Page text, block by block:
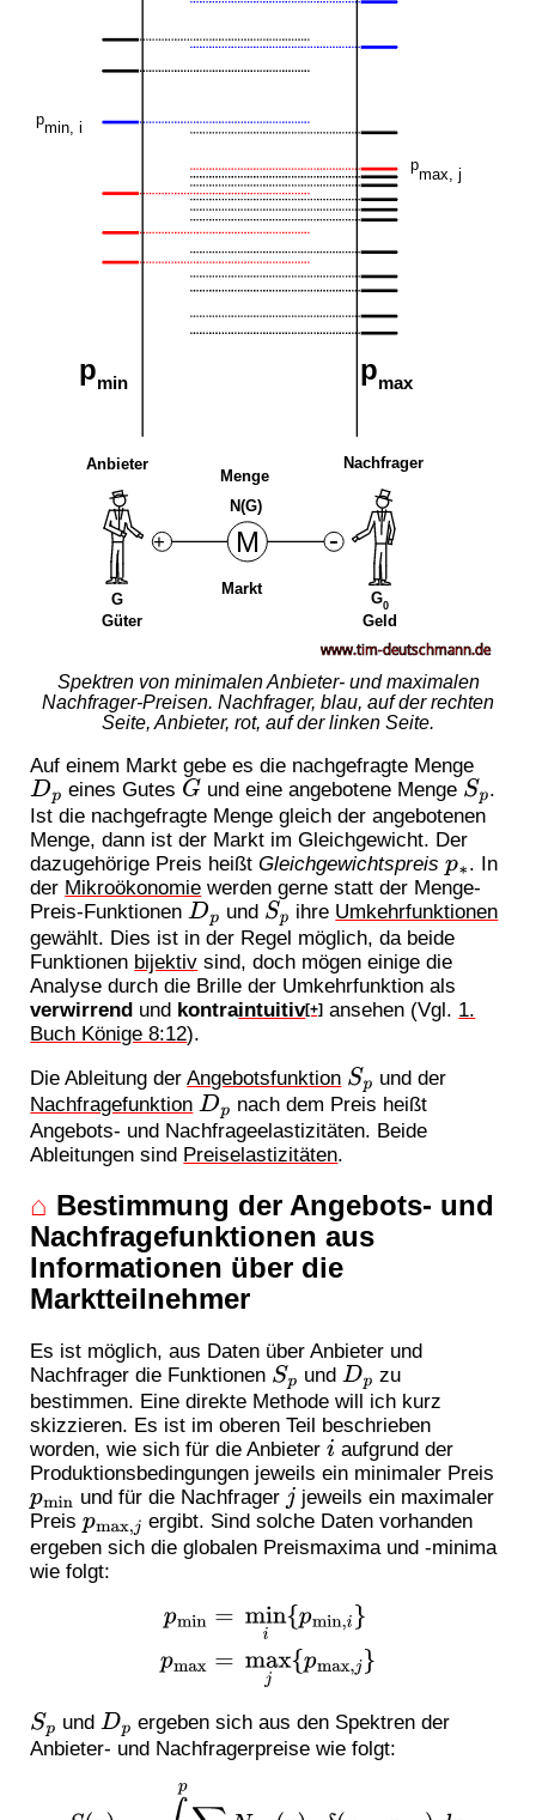
Spektren von minimalen Anbieter- und maximalen
Nachfrager-Preisen. Nachfrager, blau, auf der rechten
Seite, Anbieter, rot, auf der linken Seite.
Auf einem Markt gebe es die nachgefragte Menge
Dp eines Gutes Gund eine angebotene Menge Sp .
Ist die nachgefragte Menge gleich der angebotenen
Menge, dann ist der Markt im Gleichgewicht. Der
dazugehörige Preis heißtGleichgewichtspreis p∗ . In
der Mikroökonomie werden gerne statt der Menge-
Preis-Funktionen Dp und Spihre Umkehrfunktionen
gewählt. Dies ist in der Regel möglich, da beide
Funktionen bijektiv sind, doch mögen einige die
Analyse durch die Brille der Umkehrfunktion als
verwirrend und kontraintuitiv[+] ansehen (Vgl. 1.
Buch Könige 8:12).
Die Ableitung derAngebotsfunktion Sp
und der
Nachfragefunktion Dp nach dem Preis heißt
Angebots- und Nachfrageelastizitäten. Beide
Ableitungen sind Preiselastizitäten.
⌂ Bestimmung der Angebots- und
Nachfragefunktionen aus
Informationen über die
Marktteilnehmer
Es ist möglich, aus Daten über Anbieter und
Nachfrager die Funktionen SpundDp zu
bestimmen. Eine direkte Methode will ich kurz
skizzieren. Es ist im oberen Teil beschrieben
worden, wie sich für die Anbieteri aufgrund der
Produktionsbedingungen jeweils ein minimaler Preis
p minund für die Nachfrager j jeweils ein maximaler
Preispmax jergibt. Sind solche Daten vorhanden
ergeben sich die globalen Preismaxima und -minima
wie folgt:
mini{pmin i}pmax=max
Sp undDp
ergeben sich aus den Spektren der
Anbieter- und Nachfragerpreise wie folgt:
∈SNS
∈DND